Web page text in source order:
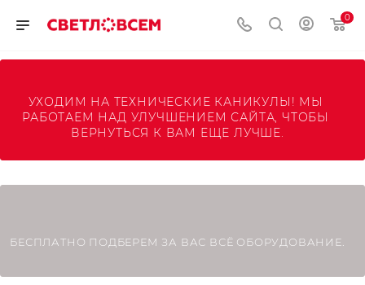
0
УХОДИМ НА ТЕХНИЧЕСКИЕ КАНИКУЛЫ! МЫ
РАБОТАЕМ НАД УЛУЧШЕНИЕМ САЙТА, ЧТОБЫ
ВЕРНУТЬСЯ К ВАМ ЕЩЕ ЛУЧШЕ.
БЕСПЛАТНО ПОДБЕРЕМ ЗА ВАС ВСЁ ОБОРУДОВАНИЕ.